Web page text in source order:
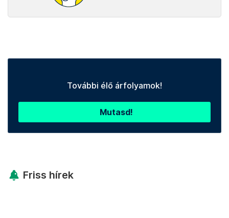
További élő árfolyamok!
Mutasd!
Friss hírek